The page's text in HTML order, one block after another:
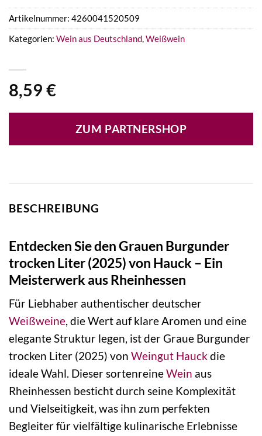
8,59 €
ZUM PARTNERSHOP
Artikelnummer: 4260041520509
Kategorien: Wein aus Deutschland,Weißwein
BESCHREIBUNG
Entdecken Sie den Grauen Burgunder
trocken Liter (2025) von Hauck – Ein
Meisterwerk aus Rheinhessen
Für Liebhaber authentischer deutscher
Weißweine, die Wert auf klare Aromen und eine
elegante Struktur legen, ist der Graue Burgunder
trocken Liter (2025) von Weingut Hauckdie
ideale Wahl. Dieser sortenreineWein aus
Rheinhessen besticht durch seine Komplexität
und Vielseitigkeit, was ihn zum perfekten
Begleiter für vielfältige kulinarische Erlebnisse